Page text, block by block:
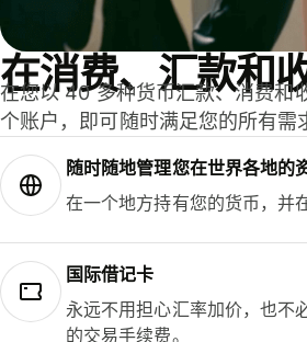
在消费、汇款和
在您以 40 多种货币汇款、消费和
个账户，即可随时满足您的所有需
随时随地管理您在世界各地的
在一个地方持有您的货币，并
国际借记卡
永远不用担心汇率加价，也不
的交易手续费。